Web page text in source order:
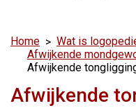
Home Wat is
Afwijkende
Afwijkende
Afwijkende